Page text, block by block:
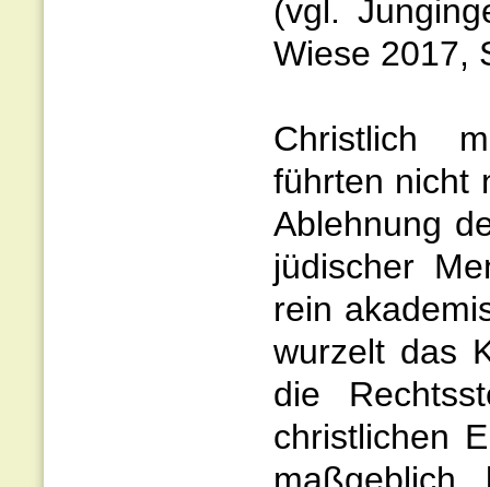
(vgl.
Wiese 2017,
Christlich
führten nicht
Ablehnung
jüdischer
rein
wurzelt das
die
christlichen